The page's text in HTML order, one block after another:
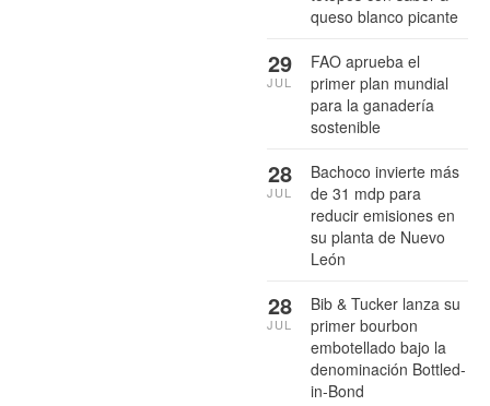
queso blanco picante
FAO aprueba el
primer plan mundial
para la ganadería
sostenible
29
JUL
Bachoco invierte más
de 31 mdp para
reducir emisiones en
su planta de Nuevo
León
28
JUL
Bib & Tucker lanza su
primer bourbon
embotellado bajo la
denominación Bottled-
in-Bond
28
JUL